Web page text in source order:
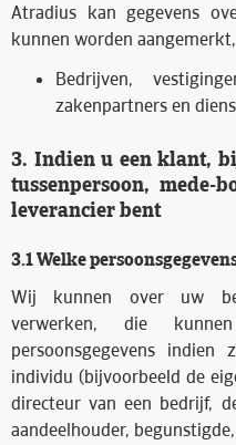
Atradius kan gegevens
kunnen worden
Bedrijven,
zakenpartners en
3. Indien u een klant,
tussenpersoon, mede-
leverancier bent
3.1 Welke
Wij kunnen over uw
verwerken, die
persoonsgegevens
individu (bijvoorbeeld de
directeur van een bedrijf,
aandeelhouder,